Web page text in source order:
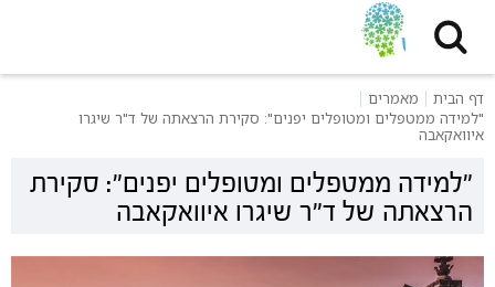
דף הבית
מאמרים
"למידה ממטפלים ומטופלים יפנים": סקירת הרצאתה של ד"ר שיגרו
איוואקאבה
"למידה ממטפלים ומטופלים יפנים": סקירת
הרצאתה של ד"ר שיגרו איוואקאבה